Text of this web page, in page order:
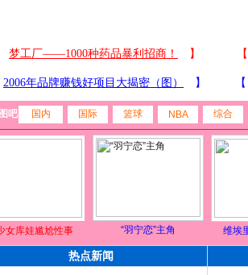
吧 国内 国际 篮球 NBA 综合
女库娃尴尬性事 “羽宁恋”主角 维埃
热点新闻